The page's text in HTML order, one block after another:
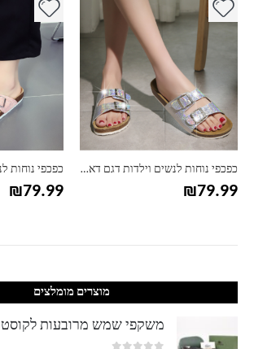
כפכפי נוחות לנשים וילדות דגם דאבל
₪79.99
₪79.99
מוצרים מומלצים
משקפי שמש מרובעות לקוסט LACOSTE